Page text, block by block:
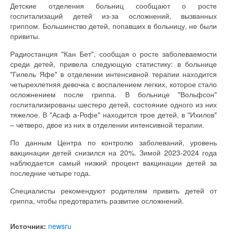
Детские отделения больниц сообщают о росте
госпитализаций детей из-за осложнений, вызванных
гриппом. Большинство детей, попавших в больницу, не были
привиты.
Радиостанция "Кан Бет", сообщая о росте заболеваемости
среди детей, привела следующую статистику: в больнице
"Гилель Яфе" в отделении интенсивной терапии находится
четырехлетняя девочка с воспалением легких, которое стало
осложнением после гриппа. В больнице "Вольфсон"
госпитализированы шестеро детей, состояние одного из них
тяжелое. В "Асаф а-Рофе" находится трое детей, в "Ихилов"
– четверо, двое из них в отделении интенсивной терапии.
По данным Центра по контролю заболеваний, уровень
вакцинации детей снизился на 20%. Зимой 2023-2024 года
наблюдается самый низкий процент вакцинации детей за
последние четыре года.
Специалисты рекомендуют родителям привить детей от
гриппа, чтобы предотвратить развитие осложнений.
Источник: newsru